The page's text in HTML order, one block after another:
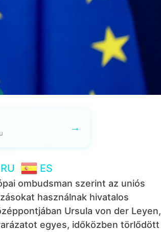
→
RU ES
ombudsman szerint az uniós
használnak hivatalos
Ursula von der Leyen,
egyes, időközben törlődött